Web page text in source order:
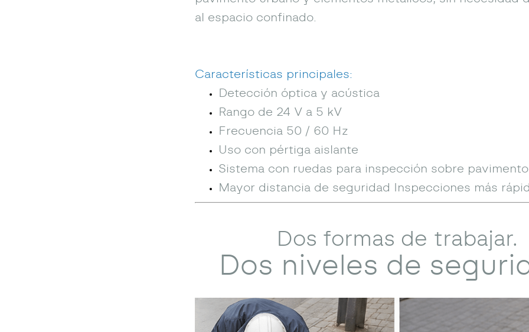
al espacio confinado.
Características principales:
Detección óptica y acústica
Rango de 24 V a 5 kV
Frecuencia 50 / 60 Hz
Uso con pértiga aislante
Sistema con ruedas para inspección sobre pavimento
Mayor distancia de seguridad Inspecciones más
Dos formas de trabajar.
Dos niveles de